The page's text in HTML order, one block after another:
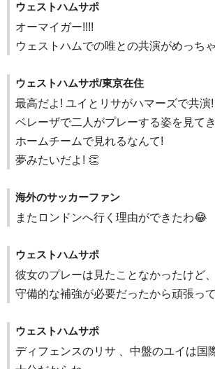
ウェストハムサポ
オーマイガー!!!!
ウェストハムでの唯との共演がめっち
ウェストハムサポ/東京在住
最高だよ! ユイとリサがハマーズで共演!
ベレーザで二人がプレーする姿を見て
ホームチームで見れるなんて!
夢みたいだよ! 👏
海外のサッカーファン
またロンドンへ行く理由ができたわ😂
ウェストハムサポ
彼女のプレーは見たことなかったけど
守備的な補強が必要だったから頑張って
ウェストハムサポ
ディフェンスのリサ 、中盤のユイは国